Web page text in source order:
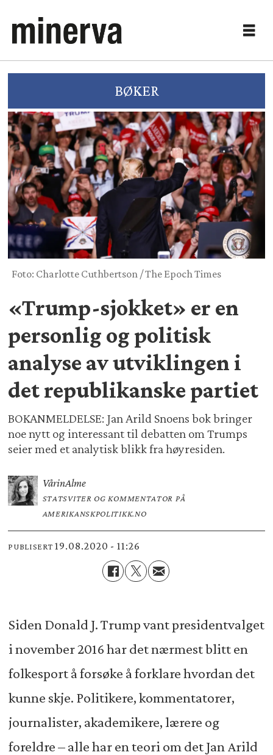
BØKER
Foto: Charlotte Cuthbertson / The Epoch Times
«Trump-sjokket» er en
personlig og politisk
analyse av utviklingen i
det republikanske partiet
BOKANMELDELSE: Jan Arild Snoens bok bringer
noe nytt og interessant til debatten om Trumps
seier med et analytisk blikk fra høyresiden.
VårinAlme
STATSVITER OG KOMMENTATOR PÅ
AMERIKANSKPOLITIKK.NO
PUBLISERT 19.08.2020 - 11:26
Siden Donald J. Trump vant presidentvalget
i november 2016 har det nærmest blitt en
folkesport å forsøke å forklare hvordan det
kunne skje. Politikere, kommentatorer,
journalister, akademikere, lærere og
foreldre – alle har en teori om det Jan Arild